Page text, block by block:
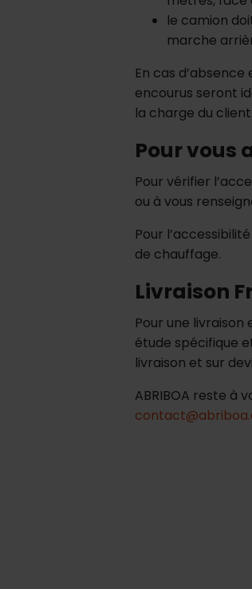
le camion
marche
En cas
encourus seront
la charge du client.
Pour vous
Pour vérifier
ou à vous
Pour
de chauffage.
Livraison
Pour une
étude spécifique
livraison et sur
ABRIBOA reste à